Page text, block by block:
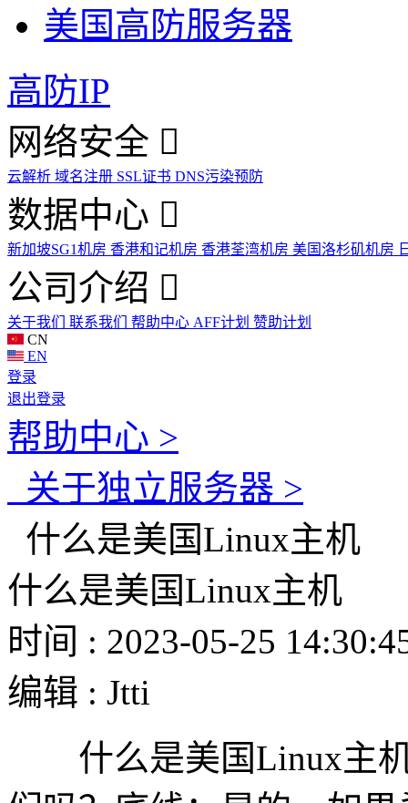
美国高防服务器
高防IP
网络安全
云解析 域名注册 SSL证书 DNS污染预防
数据中心
新加坡SG1机房 香港和记机房 香港荃湾机房 美国洛杉矶机房
公司介绍
关于我们 联系我们 帮助中心 AFF计划 赞助计划
CN
EN
登录
退出登录
帮助中心 >
关于独立服务器 >
什么是美国Linux主机
什么是美国Linux主机
时间 : 2023-05-25
编辑 : Jtti
什么是美国Linux主机